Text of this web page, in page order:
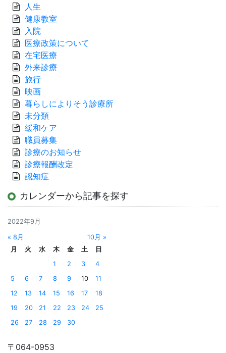
人生
健康教室
入院
医療政策について
在宅医療
外来診療
旅行
映画
暮らしによりそう診療所
未分類
緩和ケア
職員募集
診療のお知らせ
診療報酬改定
認知症
カレンダーから記事を探す
2022年9月
« 8月
10月 »
月
火 水 木 金 土
日
1
2 3
4
5
6 7 8 9 10
11
12
13 14 15 16 17
18
19
20 21 22 23 24
25
26
27 28 29 30
〒064-0953